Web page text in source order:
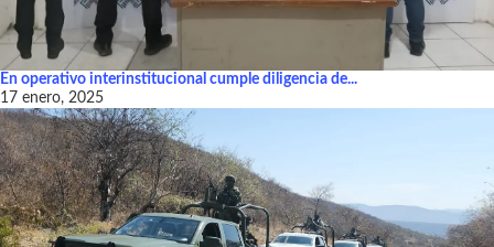
En operativo interinstitucional cumple diligencia de...
17 enero, 2025